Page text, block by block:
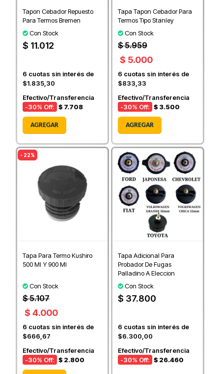
Tapon Cebador Repuesto
Para Termos Bremen
Con Stock
$ 11.012
6 cuotas sin interés de
$1.835,30
Efectivo/Transferencia
-30% Off: $ 7.708
AGREGAR
Tapa Tapon Cebador Para
Termos Tipo Stanley
Con Stock
$ 5.959
$ 5.000
6 cuotas sin interés de
$833,33
Efectivo/Transferencia
-30% Off: $ 3.500
AGREGAR
- 22%
Tapa Para Termo Kushiro
500 Ml Y 900 Ml
Con Stock
$ 5.107
$ 4.000
6 cuotas sin interés de
$666,67
Efectivo/Transferencia
-30% Off: $ 2.800
Tapa Adicional Para
Probador De Fugas
Palladino A Eleccion
Con Stock
$ 37.800
6 cuotas sin interés de
$6.300,00
Efectivo/Transferencia
-30% Off: $ 26.460